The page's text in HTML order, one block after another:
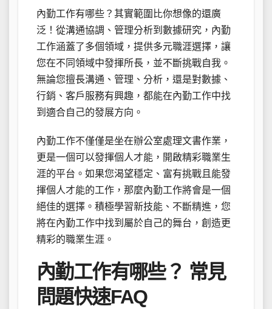
內勤工作有哪些？其實範圍比你想像的還廣
泛！從溝通協調、管理分析到數據研究，內勤
工作涵蓋了多個領域，提供多元職涯選擇，讓
您在不同領域中發揮所長，並不斷挑戰自我。
無論您擅長溝通、管理、分析，還是對數據、
行銷、客戶服務有興趣，都能在內勤工作中找
到適合自己的發展方向。
內勤工作不僅僅是坐在辦公室處理文書作業，
更是一個可以發揮個人才能，開啟精彩職業生
涯的平台。如果您渴望穩定、富有挑戰且能發
揮個人才能的工作，那麼內勤工作將會是一個
絕佳的選擇。積極學習新技能、不斷精進，您
將在內勤工作中找到屬於自己的舞台，創造更
精彩的職業生涯。
內勤工作有哪些？ 常見
問題快速FAQ